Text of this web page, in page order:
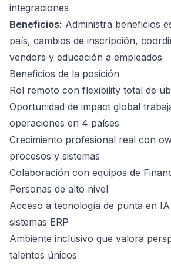
integraciones
Beneficios: Administra beneficios
país, cambios de inscripción,
vendors y educación a empleados
Beneficios de la posición
Rol remoto con flexibility total de
Oportunidad de impact global
operaciones en 4 países
Crecimiento profesional real con
procesos y sistemas
Colaboración con equipos de
Personas de alto nivel
Acceso a tecnología de punta en
sistemas ERP
Ambiente inclusivo que valora
talentos únicos